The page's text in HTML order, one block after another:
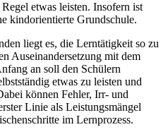
etwas leisten. Insofern ist
kindorientierte Grundschule.
liegt es, die Lerntätigkeit so zu
Auseinandersetzung mit dem
an soll den Schülern
etwas zu leisten und
können Fehler, Irr- und
Linie als Leistungsmängel
im Lernprozess.